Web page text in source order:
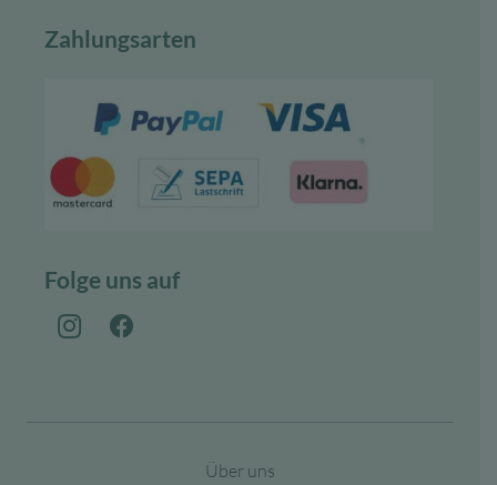
Zahlungsarten
Folge uns auf
Über uns